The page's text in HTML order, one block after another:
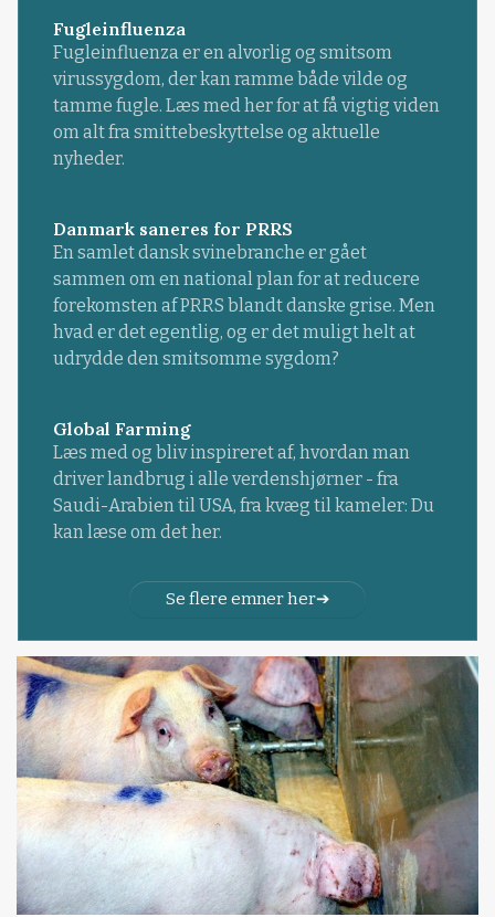
Fugleinfluenza
Fugleinfluenza er en alvorlig og smitsom
virussygdom, der kan ramme både vilde og
tamme fugle. Læs med her for at få vigtig viden
om alt fra smittebeskyttelse og aktuelle
nyheder.
Danmark saneres for PRRS
En samlet dansk svinebranche er gået
sammen om en national plan for at reducere
forekomsten af PRRS blandt danske grise. Men
hvad er det egentlig, og er det muligt helt at
udrydde den smitsomme sygdom?
Global Farming
Læs med og bliv inspireret af, hvordan man
driver landbrug i alle verdenshjørner - fra
Saudi-Arabien til USA, fra kvæg til kameler: Du
kan læse om det her.
Se flere emner her